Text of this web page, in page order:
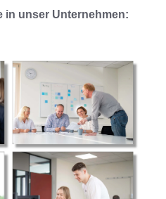
in unser Unternehmen: